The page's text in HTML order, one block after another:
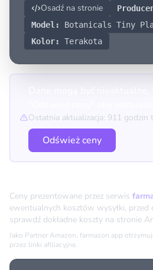
Osadź na stronie
Model:
Botanicals Tiny
Kolor:
Terakota
Ostatnia aktualizacja: 911 godzin
Odśwież ceny
Ceny prezentowane przez serwis
ewentualnych kosztów wysyłki, przed
sprawdź dokładne koszty na stronie
Jako Partner Amazon, farmazon.app
przez linki afiliacyjne.